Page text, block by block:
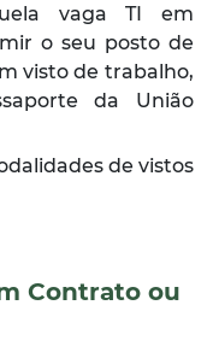
vaga TI em
o seu posto de
visto de trabalho,
da União
de vistos
Contrato ou